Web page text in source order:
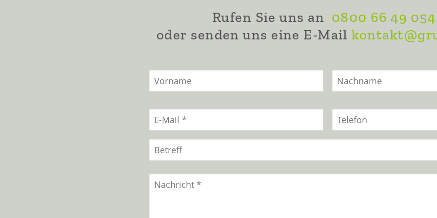
Rufen Sie uns an 0800 66 49 054
oder senden uns eine E-Mail